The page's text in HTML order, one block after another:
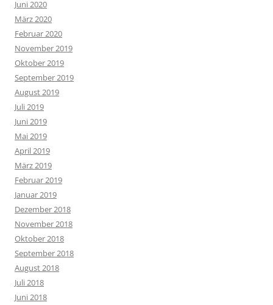
Juni 2020
März 2020
Februar 2020
November 2019
Oktober 2019
September 2019
August 2019
Juli 2019
Juni 2019
Mai 2019
April 2019
März 2019
Februar 2019
Januar 2019
Dezember 2018
November 2018
Oktober 2018
September 2018
August 2018
Juli 2018
Juni 2018